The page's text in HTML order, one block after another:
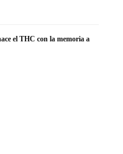
el THC con la memoria a